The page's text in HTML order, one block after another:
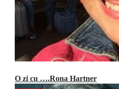
O zi cu ….Rona Hartner